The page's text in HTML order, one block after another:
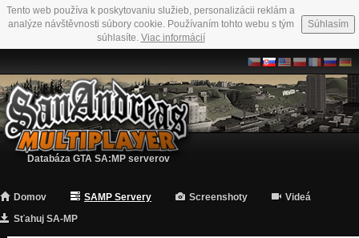
Tento web používa k poskytovaniu služieb, personalizácii reklám a
analýze návštěvnosti súbory cookie. Používaním tohto webu s tým
súhlasíte. Viac informácií
Súhlasím
Databáza GTA SA:MP serverov
Domov SAMP Servery Screenshoty
Videá
Sťahuj SA-MP